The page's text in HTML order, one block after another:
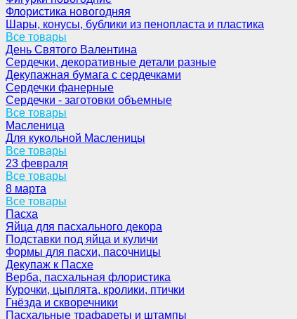
Флористика новогодняя
Шары, конусы, бублики из пенопласта и пластика
Все товары
День Святого Валентина
Сердечки, декоративные детали разные
Декупажная бумага с сердечками
Сердечки фанерные
Сердечки - заготовки объемные
Все товары
Масленица
Для кукольной Масленицы
Все товары
23 февраля
Все товары
8 марта
Все товары
Пасха
Яйца для пасхального декора
Подставки под яйца и куличи
Формы для пасхи, пасочницы
Декупаж к Пасхе
Верба, пасхальная флористика
Курочки, цыплята, кролики, птички
Гнёзда и скворечники
Пасхальные трафареты и штампы